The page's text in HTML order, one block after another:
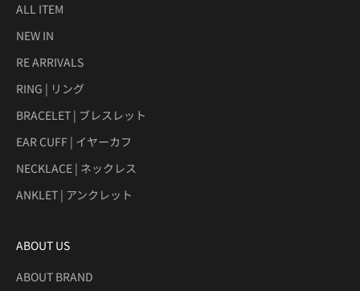
ALL ITEM
NEW IN
RE ARRIVALS
RING | リング
BRACELET | ブレスレット
EAR CUFF | イヤーカフ
NECKLACE | ネックレス
ANKLET | アンクレット
ABOUT US
ABOUT BRAND